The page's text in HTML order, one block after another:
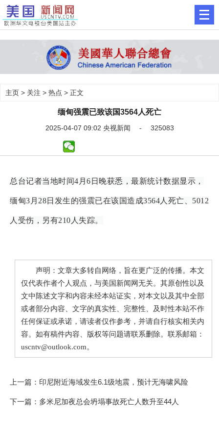
主页 > 关注 > 热点 > 正文
缅甸强震已致该国3564人死亡
2025-04-07 09:02 央视新闻 - 325083
总台记者当地时间4月6日晚获悉，最新统计数据显示，
缅甸3月28日发生的强震已在该国造成3564人死亡、5012
人受伤，另有210人失踪。
声明：文章大多转自网络，旨在更广泛的传播。本文
仅代表作者个人观点，与美国新闻网无关。其原创性以及
文中陈述文字和内容未经本站证实，对本文以及其中全部
或者部分内容、文字的真实性、完整性、及时性本站不作
任何保证或承诺，请读者仅作参考，并请自行核实相关内
容。如有稿件内容、版权等问题请联系删除。联系邮箱：
uscntv@outlook.com。
上一篇： 印尼附近海域发生6.1级地震，预计无海啸风险
下一篇： 多米尼加夜总会坍塌事故死亡人数升至44人